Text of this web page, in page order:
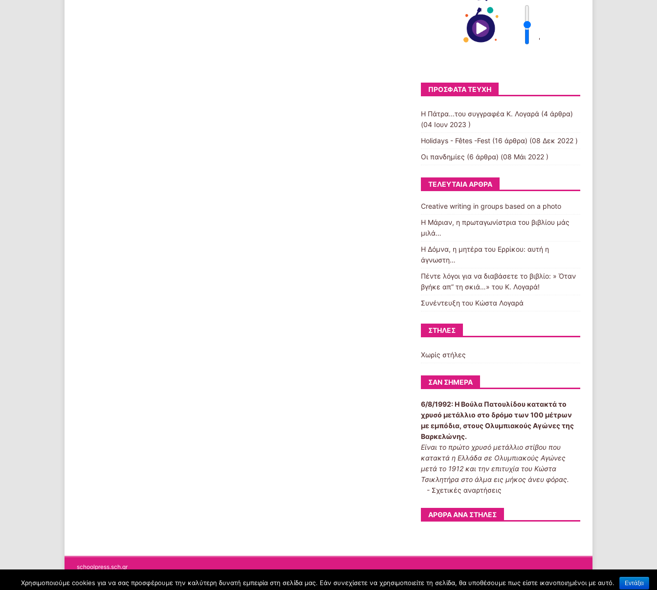
'
ΠΡΌΣΦΑΤΑ ΤΕΎΧΗ
Η Πάτρα...του συγγραφέα Κ. Λογαρά(4 άρθρα)
(04 Ιουν 2023 )
Holidays - Fêtes -Fest(16 άρθρα) (08 Δεκ 2022 )
Οι πανδημίες (6 άρθρα) (08 Μάι 2022 )
ΤΕΛΕΥΤΑΊΑ ΆΡΘΡΑ
Creative writing in groups based on a photo
Η Μάριαν, η πρωταγωνίστρια του βιβλίου μάς
μιλά…
Η Δόμνα, η μητέρα του Ερρίκου: αυτή η
άγνωστη…
Πέντε λόγοι για να διαβάσετε το βιβλίο: » Όταν
βγήκε απ” τη σκιά…» του Κ. Λογαρά!
Συνέντευξη του Κώστα Λογαρά
ΣΤΉΛΕΣ
Χωρίς στήλες
ΣΑΝ ΣΉΜΕΡΑ
6/8/1992:Η Βούλα Πατουλίδου κατακτά το
χρυσό μετάλλιο στο δρόμο των 100 μέτρων
με εμπόδια, στους Ολυμπιακούς Αγώνες της
Βαρκελώνης.
Είναι το πρώτο χρυσό μετάλλιο στίβου που
κατακτά η Ελλάδα σε Ολυμπιακούς Αγώνες
μετά το 1912 και την επιτυχία του Κώστα
Τσικλητήρα στο άλμα εις μήκος άνευ φόρας.
- Σχετικές αναρτήσεις
ΆΡΘΡΑ ΑΝΆ ΣΤΉΛΕΣ
schoolpress.sch.gr
Όροι Χρήσης schoolpress.sch.gr|Δήλωση προσβασιμότητας
Χρησιμοποιούμε cookies για να σας προσφέρουμε την καλύτερη δυνατή εμπειρία στη σελίδα μας. Εάν συνεχίσετε να χρησιμοποιείτε τη σελίδα, θα υποθέσουμε πως είστε ικανοποιημένοι με αυτό. Εντάξει